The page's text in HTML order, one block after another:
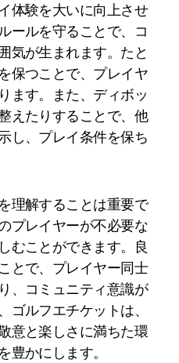
体験を大いに向上させ
ールを守ることで、コ
気が生まれます。たと
保つことで、プレイヤ
ます。また、ディボッ
えたりすることで、他
し、プレイ条件を保ち
理解することは重要で
プレイヤーが不必要な
むことができます。良
とで、プレイヤー同士
、コミュニティ意識が
ゴルフエチケットは、
意と楽しさに満ちた環
豊かにします。